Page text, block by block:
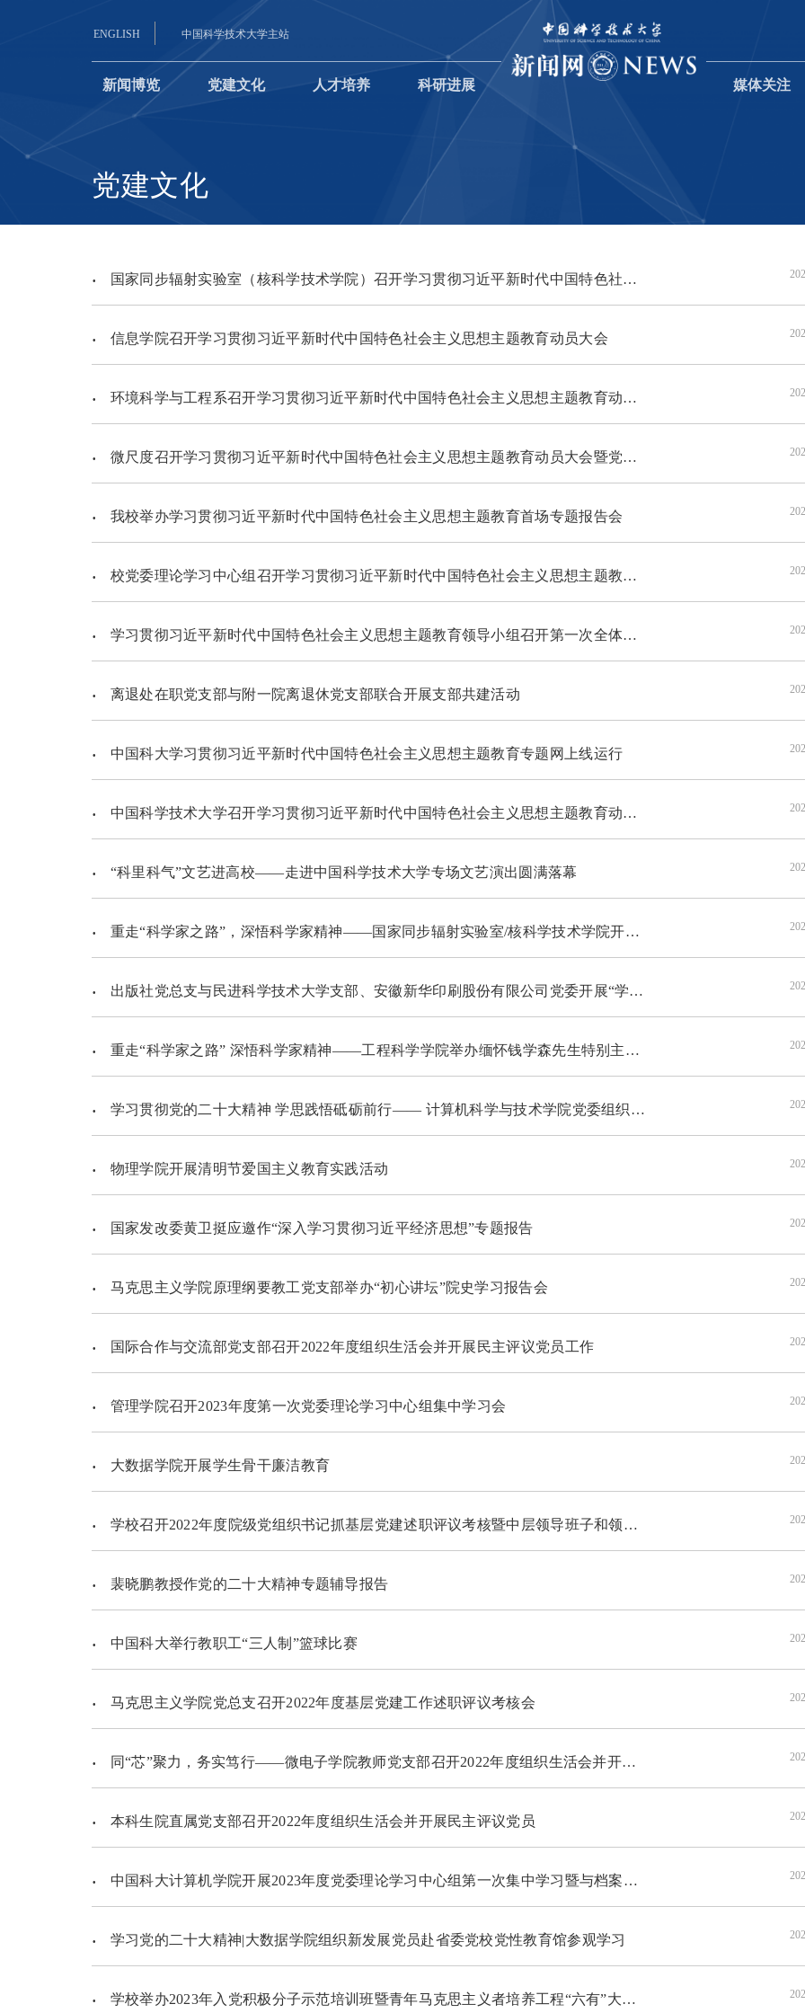
ENGLISH 中国科学技术大学主站
新闻博览 党建文化 人才培养 科研进展 媒体关注
党建文化
国家同步辐射实验室（核科学技术学院）召开学习贯彻习近平新时代中国特色社会主义思想主题教育动员大会
信息学院召开学习贯彻习近平新时代中国特色社会主义思想主题教育动员大会
环境科学与工程系召开学习贯彻习近平新时代中国特色社会主义思想主题教育动员大会
微尺度召开学习贯彻习近平新时代中国特色社会主义思想主题教育动员大会暨党支部书记工作例会
我校举办学习贯彻习近平新时代中国特色社会主义思想主题教育首场专题报告会
校党委理论学习中心组召开学习贯彻习近平新时代中国特色社会主义思想主题教育第一次集中学习会
学习贯彻习近平新时代中国特色社会主义思想主题教育领导小组召开第一次全体会议
离退处在职党支部与附一院离退休党支部联合开展支部共建活动
中国科大学习贯彻习近平新时代中国特色社会主义思想主题教育专题网上线运行
中国科学技术大学召开学习贯彻习近平新时代中国特色社会主义思想主题教育动员大会
“科里科气”文艺进高校——走进中国科学技术大学专场文艺演出圆满落幕
重走“科学家之路”，深悟科学家精神——国家同步辐射实验室/核科学技术学院开展清明节专项纪念活动
出版社党总支与民进科学技术大学支部、安徽新华印刷股份有限公司党委开展“学思践悟党的二十大 同心奋进新征程”联合党建活动
重走“科学家之路” 深悟科学家精神——工程科学学院举办缅怀钱学森先生特别主题党日、主题团日活动
学习贯彻党的二十大精神 学思践悟砥砺前行—— 计算机科学与技术学院党委组织赴贵州爱国主义教育基地交流学习
物理学院开展清明节爱国主义教育实践活动
国家发改委黄卫挺应邀作“深入学习贯彻习近平经济思想”专题报告
马克思主义学院原理纲要教工党支部举办“初心讲坛”院史学习报告会
国际合作与交流部党支部召开2022年度组织生活会并开展民主评议党员工作
管理学院召开2023年度第一次党委理论学习中心组集中学习会
大数据学院开展学生骨干廉洁教育
学校召开2022年度院级党组织书记抓基层党建述职评议考核暨中层领导班子和领导人员述职评议考核会议
裴晓鹏教授作党的二十大精神专题辅导报告
中国科大举行教职工“三人制”篮球比赛
马克思主义学院党总支召开2022年度基层党建工作述职评议考核会
同“芯”聚力，务实笃行——微电子学院教师党支部召开2022年度组织生活会并开展民主评议党员
本科生院直属党支部召开2022年度组织生活会并开展民主评议党员
中国科大计算机学院开展2023年度党委理论学习中心组第一次集中学习暨与档案文博院党支部共建活动
学习党的二十大精神|大数据学院组织新发展党员赴省委党校党性教育馆参观学习
学校举办2023年入党积极分子示范培训班暨青年马克思主义者培养工程“六有”大学生“青马计划”班开班仪式